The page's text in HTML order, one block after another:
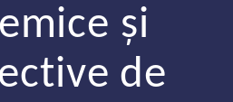
și
de